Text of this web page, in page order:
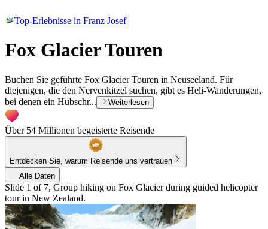
Top-Erlebnisse in Franz Josef
Fox Glacier Touren
Buchen Sie geführte Fox Glacier Touren in Neuseeland. Für
diejenigen, die den Nervenkitzel suchen, gibt es Heli-Wanderungen,
bei denen ein Hubschr...
Weiterlesen
Über 54 Millionen begeisterte Reisende
Entdecken Sie, warum Reisende uns vertrauen
Alle Daten
Slide 1 of 7, Group hiking on Fox Glacier during guided helicopter
tour in New Zealand.